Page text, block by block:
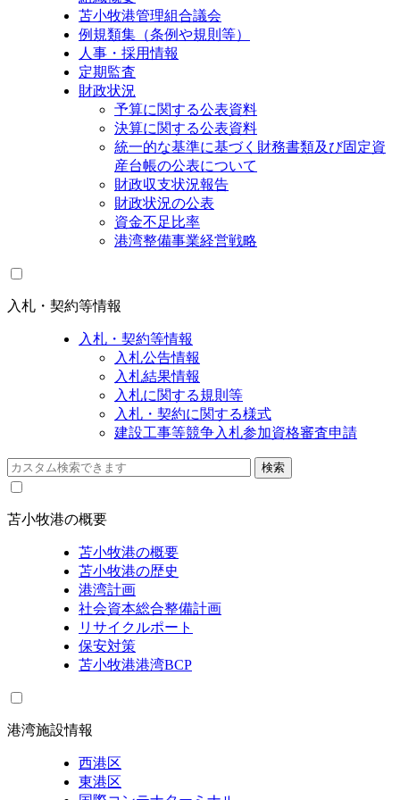
苫小牧港管理組合議会
例規類集（条例や規則等）
人事・採用情報
定期監査
財政状況
予算に関する公表資料
決算に関する公表資料
統一的な基準に基づく財務書類及び固定資
産台帳の公表について
財政収支状況報告
財政状況の公表
資金不足比率
港湾整備事業経営戦略
入札・契約等情報
入札・契約等情報
入札公告情報
入札結果情報
入札に関する規則等
入札・契約に関する様式
建設工事等競争入札参加資格審査申請
苫小牧港の概要
苫小牧港の概要
苫小牧港の歴史
港湾計画
社会資本総合整備計画
リサイクルポート
保安対策
苫小牧港港湾BCP
港湾施設情報
西港区
東港区